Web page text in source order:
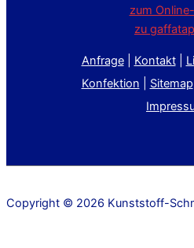
zum
zu
Anfrage| Kontakt|
Konfektion
Sitemap
Copyright © 2026 Kunststoff-